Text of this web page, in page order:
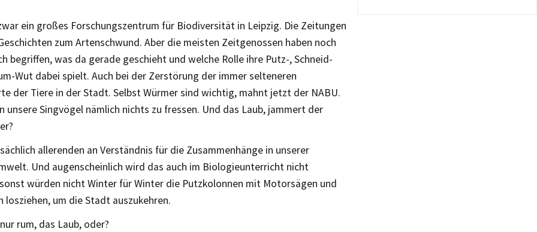
ein großes Forschungszentrum für Biodiversität in Leipzig. Die Zeitungen
zum Artenschwund. Aber die meisten Zeitgenossen haben noch
begriffen, was da gerade geschieht und welche Rolle ihre Putz-, Schneid-
Wut dabei spielt. Auch bei der Zerstörung der immer selteneren
der Tiere in der Stadt. Selbst Würmer sind wichtig, mahnt jetzt der NABU.
unsere Singvögel nämlich nichts zu fressen. Und das Laub, jammert der
allerenden an Verständnis für die Zusammenhänge in unserer
Und augenscheinlich wird das auch im Biologieunterricht nicht
würden nicht Winter für Winter die Putzkolonnen mit Motorsägen und
losziehen, um die Stadt auszukehren.
rum, das Laub, oder?